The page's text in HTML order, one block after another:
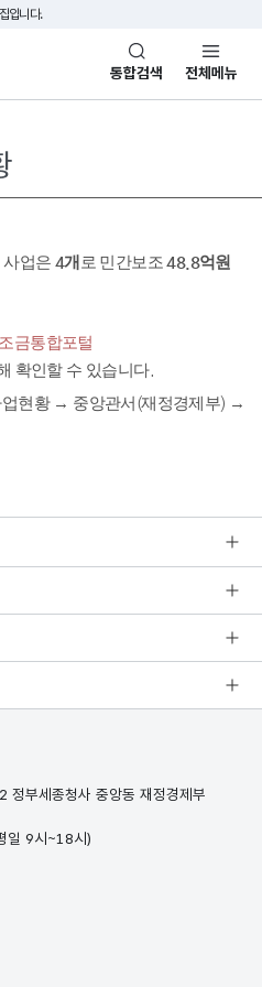
입니다.
통합검색 전체메뉴
업은 4개 로 민간보조48.8억원
금통합포털
확인할 수 있습니다.
현황 → 중앙관서(재정경제부) →
부세종청사 중앙동 재정경제부
일 9시~18시)